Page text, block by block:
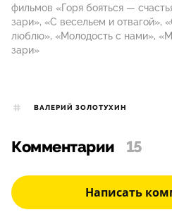
фильмов «Горя бояться —
зари», «С весельем и отвагой»,
люблю», «Молодость с нами»,
зари»
ВАЛЕРИЙ ЗОЛОТУХИН
Комментарии 15
Написать